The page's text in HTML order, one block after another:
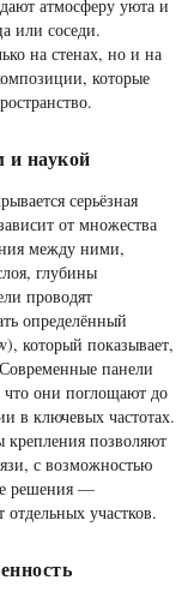
атмосферу уюта и
или соседи.
на стенах, но и на
которые
и наукой
серьёзная
от множества
между ними,
глубины
проводят
определённый
который показывает,
панели
они поглощают до
в ключевых частотах.
позволяют
с возможностью
решения —
участков.